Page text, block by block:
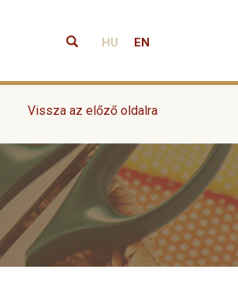
HU EN
Vissza az előző oldalra